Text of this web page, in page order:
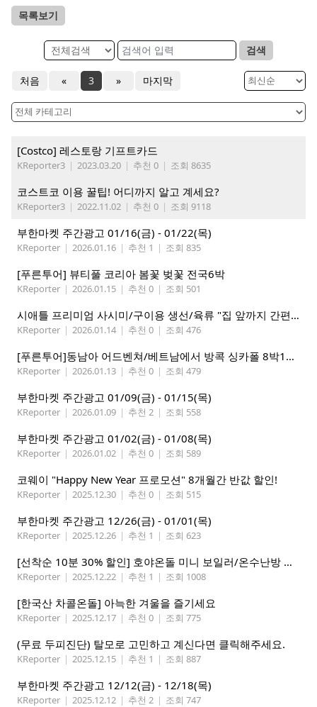
목록보기
검색
처음 « 3 » 마지막
[Costco] 레스토랑 기프트카드
KReporter3 | 2023.03.20 | 추천 0 | 조회 8635
코스트코 이용 꿀팁! 어디까지 알고 계세요?
KReporter3 | 2022.11.02 | 추천 0 | 조회 9118
부한마켓 주간광고 01/16(금) - 01/22(목)
KReporter | 2026.01.16 | 추천 1 | 조회 835
[푸른투어] 뷰티풀 코리아 봄꽃 벚꽃 전국6박
KReporter | 2026.01.15 | 추천 0 | 조회 501
시애틀 프리미엄 사시미/구이용 생선/육류 "집 앞까지 간편하게" – 영오션샵닷컴
KReporter | 2026.01.14 | 추천 0 | 조회 476
[푸른투어]동남아 어드벤쳐/베트남에서 방콕 싱카폴 8박11일
KReporter | 2026.01.13 | 추천 0 | 조회 479
부한마켓 주간광고 01/09(금) - 01/15(목)
KReporter | 2026.01.09 | 추천 2 | 조회 558
부한마켓 주간광고 01/02(금) - 01/08(목)
KReporter | 2026.01.02 | 추천 0 | 조회 589
코웨이 "Happy New Year 프로모션" 8개월간 반값 할인!
KReporter | 2025.12.30 | 추천 0 | 조회 515
부한마켓 주간광고 12/26(금) - 01/01(목)
KReporter | 2025.12.26 | 추천 1 | 조회 623
[선착순 10분 30% 할인] 호야온돌 미니 보일러/온수난방 판매 시공
KReporter | 2025.12.22 | 추천 1 | 조회 1008
[한국산 차콜온돌] 아늑한 겨울을 즐기세요
KReporter | 2025.12.17 | 추천 0 | 조회 775
(무료 두피진단) 탈모로 고민하고 계신다면 클릭해주세요.
KReporter | 2025.12.15 | 추천 1 | 조회 887
부한마켓 주간광고 12/12(금) - 12/18(목)
KReporter | 2025.12.12 | 추천 2 | 조회 747